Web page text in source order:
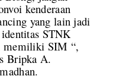
kenderaan
yang lain jadi
STNK
memiliki SIM “,
Bripka A.